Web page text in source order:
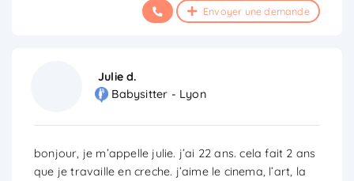
Envoyer une demande
Julie d.
Babysitter - Lyon
bonjour, je m’appelle julie. j’ai 22 ans. cela fait 2 ans
que je travaille en creche. j’aime le cinema, l’art, la